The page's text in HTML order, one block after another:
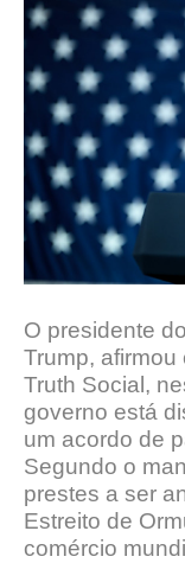
O presidente
Trump,
Truth Social,
governo está
um acordo de
Segundo o
prestes a ser
Estreito de
comércio